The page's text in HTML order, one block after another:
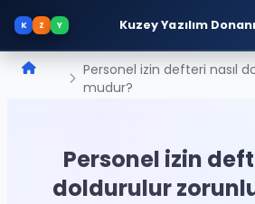
K Z Y Kuzey Yazılım
Personel izin defteri nasıl
mudur?
Personel izin
doldurulur